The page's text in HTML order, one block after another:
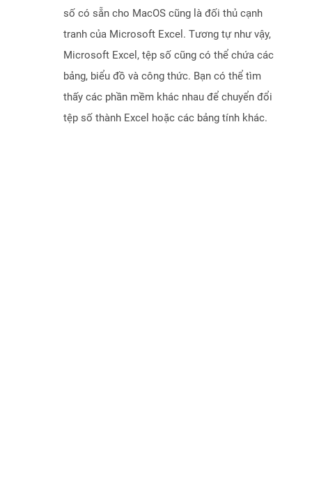
số có sẵn cho MacOS cũng là đối thủ cạnh
tranh của Microsoft Excel. Tương tự như vậy,
Microsoft Excel, tệp số cũng có thể chứa các
bảng, biểu đồ và công thức. Bạn có thể tìm
thấy các phần mềm khác nhau để chuyển đổi
tệp số thành Excel hoặc các bảng tính khác.